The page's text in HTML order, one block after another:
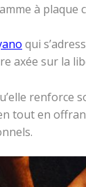
à plaque
qui
axée sur la
renforce
tout en